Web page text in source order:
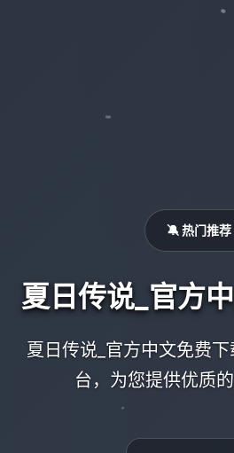
🔕 热门推荐
夏日传说_官方
夏日传说_官方中文免费
台，为您提供优质的